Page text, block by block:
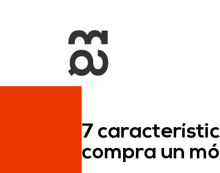
7
compra un